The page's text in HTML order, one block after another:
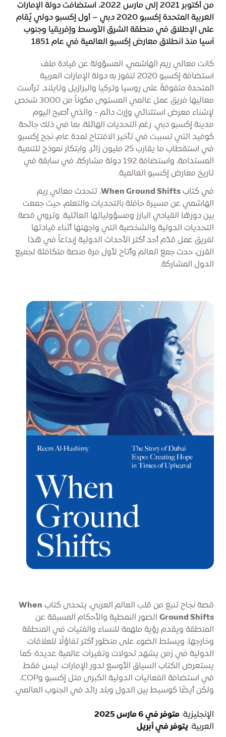
من أكتوبر 2021 إلى مارس 2022، استضافت دولة الإمارات
العربية المتحدة إكسبو 2020 دبي – أول إكسبو دولي يُقام
على الإطلاق في منطقة الشرق الأوسط وإفريقيا وجنوب
آسيا منذ انطلاق معارض إكسبو العالمية في عام 1851
كانت معالي ريم الهاشمي، المسؤولة عن قيادة ملف
استضافة إكسبو 2020 لتفوز به دولة الإمارات العربية
المتحدة متفوقةً على روسيا وتركيا والبرازيل وتايلند. ترأست
معاليها فريق عمل عالمي المستوى مكوناً من 3000 شخص
لإشناء معرض استثنائي وإرث دائم - والذي أصبح اليوم
مدينة إكسبو دبي. رغم التحديات الهائلة، بما في ذلك جائحة
كوفيد التي تسببت في تأخير الافتتاح لمدة عام، نجح إكسبو
في استقطاب ما يقارب 25 مليون زائر، وابتكار نموذج للتنمية
المستدامة، واستضافة 192 دولة مشاركة، في سابقة في
تاريخ معارض إكسبو العالمية.
في كتاب When Ground Shifts، تتحدث معالي ريم
الهاشمي عن مسيرة حافلة بالتحديات والتعلم، حيث جمعت
بين دورها القيادي البارز ومسؤولياتها العائلية. وتروي قصة
التحديات الدولية والشخصية التي واجهتها أثناء قيادتها
لفريق عمل قدّم أحد أكثر الأحداث الدولية إبداعاً في هذا
القرن، حدث جمع العالم وأتاح لأول مرة منصة متكافئة لجميع
الدول المشاركة.
قصة نجاح تنبع من قلب العالم العربي، يتحدى كتاب When
Ground Shifts الصور النمطية والأحكام المسبقة عن
المنطقة ويقدم رؤية ملهمة للنساء والفتيات في المنطقة
وخارجها، ويسلط الضوء على منظور أكثر تفاؤلًا للعلاقات
الدولية في زمن يشهد تحولات وتغيرات عالمية عديدة. كما
يستعرض الكتاب السياق الأوسع لدور الإمارات، ليس فقط
في استضافة الفعاليات الدولية الكبرى مثل إكسبو وCOP،
ولكن أيضًا كوسيط بين الدول وبلد رائد في الجنوب العالمي.
الإنجليزية: متوفر في 6 مارس 2025
العربية: يتوفر في أبريل